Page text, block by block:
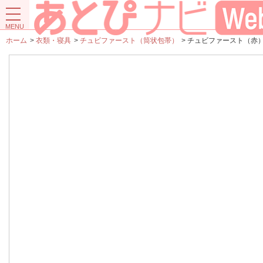
ホーム > 衣類・寝具 > チュビファースト（筒状包帯） > チュビファースト（赤